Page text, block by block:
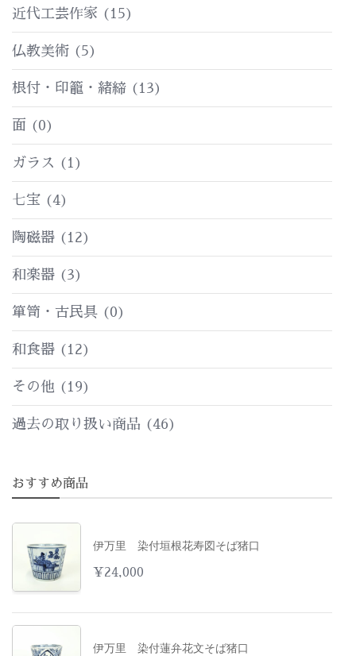
近代工芸作家 (15)
仏教美術 (5)
根付・印籠・緒締 (13)
面 (0)
ガラス (1)
七宝 (4)
陶磁器 (12)
和楽器 (3)
箪笥・古民具 (0)
和食器 (12)
その他 (19)
過去の取り扱い商品 (46)
おすすめ商品
伊万里 染付垣根花寿図そば猪口
¥ 24,000
伊万里 染付蓮弁花文そば猪口